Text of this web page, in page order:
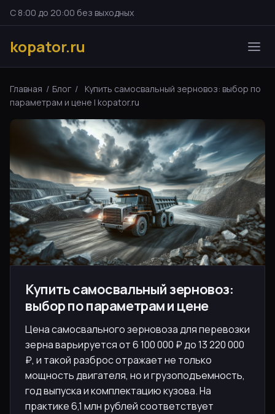
С 8:00 до 20:00 без выходных
kopator.ru
Главная / Блог /
Купить самосвальный зерновоз: выбор по
параметрам и цене | kopator.ru
Купить самосвальный зерновоз:
выбор по параметрам и цене
Цена самосвального зерновоза для перевозки
зерна варьируется от 6 100 000 ₽ до 13 220 000
₽, и такой разброс отражает не только
мощность двигателя, но и грузоподъемность,
год выпуска и комплектацию кузова. На
практике 6,1 млн рублей соответствует